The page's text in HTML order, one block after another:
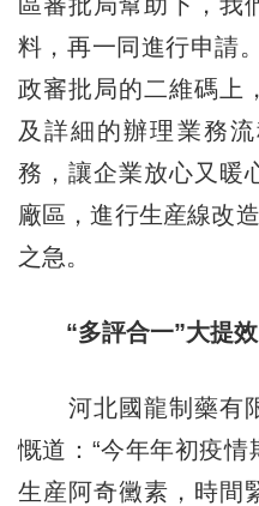
料，再一同進行申請
政審批局的二維碼上
及詳細的辦理業務
務，讓企業放心又暖
廠區，進行生産線改
之急。
“多評合一”大提效
河北國龍制藥有限
慨道：“今年年初疫
生産阿奇黴素，時間